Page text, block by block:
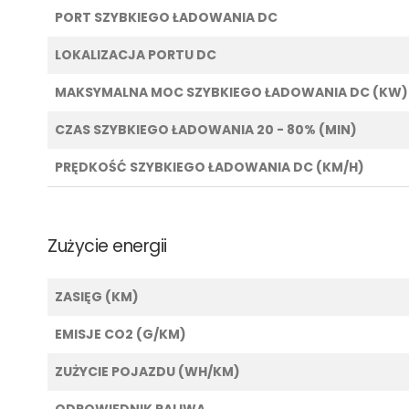
PORT SZYBKIEGO ŁADOWANIA DC
LOKALIZACJA PORTU DC
MAKSYMALNA MOC SZYBKIEGO ŁADOWANIA DC (KW)
CZAS SZYBKIEGO ŁADOWANIA 20 - 80% (MIN)
PRĘDKOŚĆ SZYBKIEGO ŁADOWANIA DC (KM/H)
Zużycie energii
ZASIĘG (KM)
EMISJE CO2 (G/KM)
ZUŻYCIE POJAZDU (WH/KM)